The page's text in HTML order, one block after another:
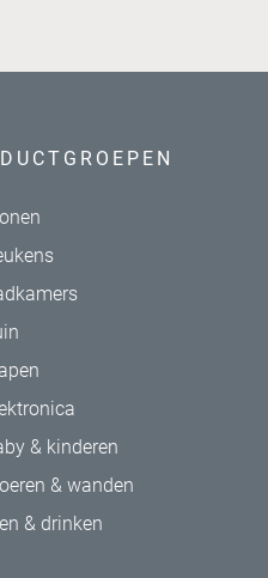
& kinderen
& wanden
& drinken